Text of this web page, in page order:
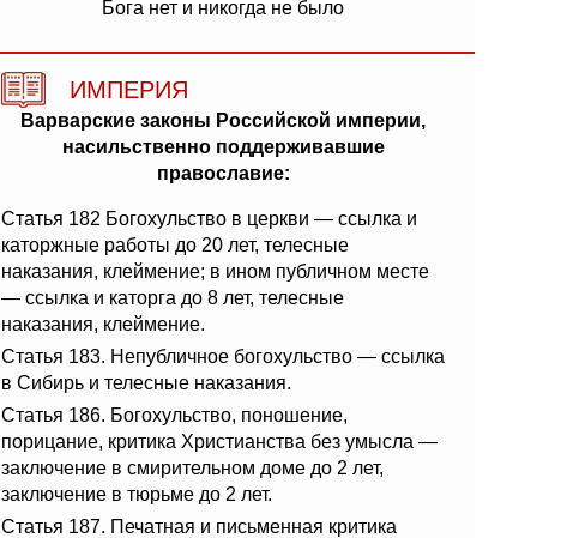
Бога нет и никогда не было
ИМПЕРИЯ
Варварские законы Российской империи,
насильственно поддерживавшие
православие:
Статья 182 Богохульство в церкви — ссылка и
каторжные работы до 20 лет, телесные
наказания, клеймение; в ином публичном месте
— ссылка и каторга до 8 лет, телесные
наказания, клеймение.
Статья 183. Непубличное богохульство — ссылка
в Сибирь и телесные наказания.
Статья 186. Богохульство, поношение,
порицание, критика Христианства без умысла —
заключение в смирительном доме до 2 лет,
заключение в тюрьме до 2 лет.
Статья 187. Печатная и письменная критика